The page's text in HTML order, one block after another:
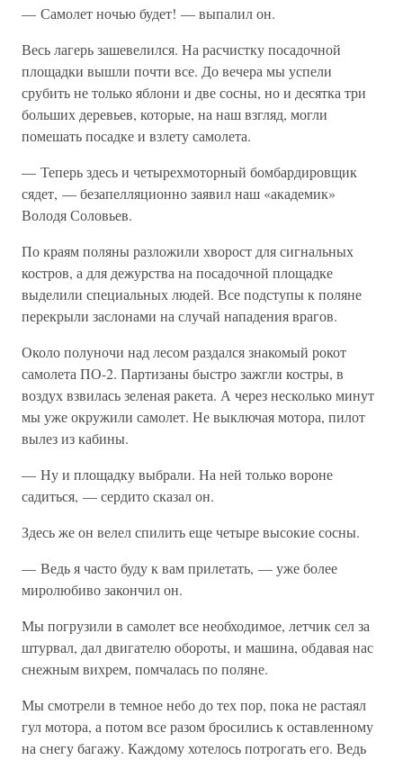
— Самолет ночью будет! — выпалил он.
Весь лагерь зашевелился. На расчистку посадочной
площадки вышли почти все. До вечера мы успели
срубить не только яблони и две сосны, но и десятка три
больших деревьев, которые, на наш взгляд, могли
помешать посадке и взлету самолета.
— Теперь здесь и четырехмоторный бомбардировщик
сядет, — безапелляционно заявил наш «академик»
Володя Соловьев.
По краям поляны разложили хворост для сигнальных
костров, а для дежурства на посадочной площадке
выделили специальных людей. Все подступы к поляне
перекрыли заслонами на случай нападения врагов.
Около полуночи над лесом раздался знакомый рокот
самолета ПО-2. Партизаны быстро зажгли костры, в
воздух взвилась зеленая ракета. А через несколько минут
мы уже окружили самолет. Не выключая мотора, пилот
вылез из кабины.
— Ну и площадку выбрали. На ней только вороне
садиться, — сердито сказал он.
Здесь же он велел спилить еще четыре высокие сосны.
— Ведь я часто буду к вам прилетать, — уже более
миролюбиво закончил он.
Мы погрузили в самолет все необходимое, летчик сел за
штурвал, дал двигателю обороты, и машина, обдавая нас
снежным вихрем, помчалась по поляне.
Мы смотрели в темное небо до тех пор, пока не растаял
гул мотора, а потом все разом бросились к оставленному
на снегу багажу. Каждому хотелось потрогать его. Ведь